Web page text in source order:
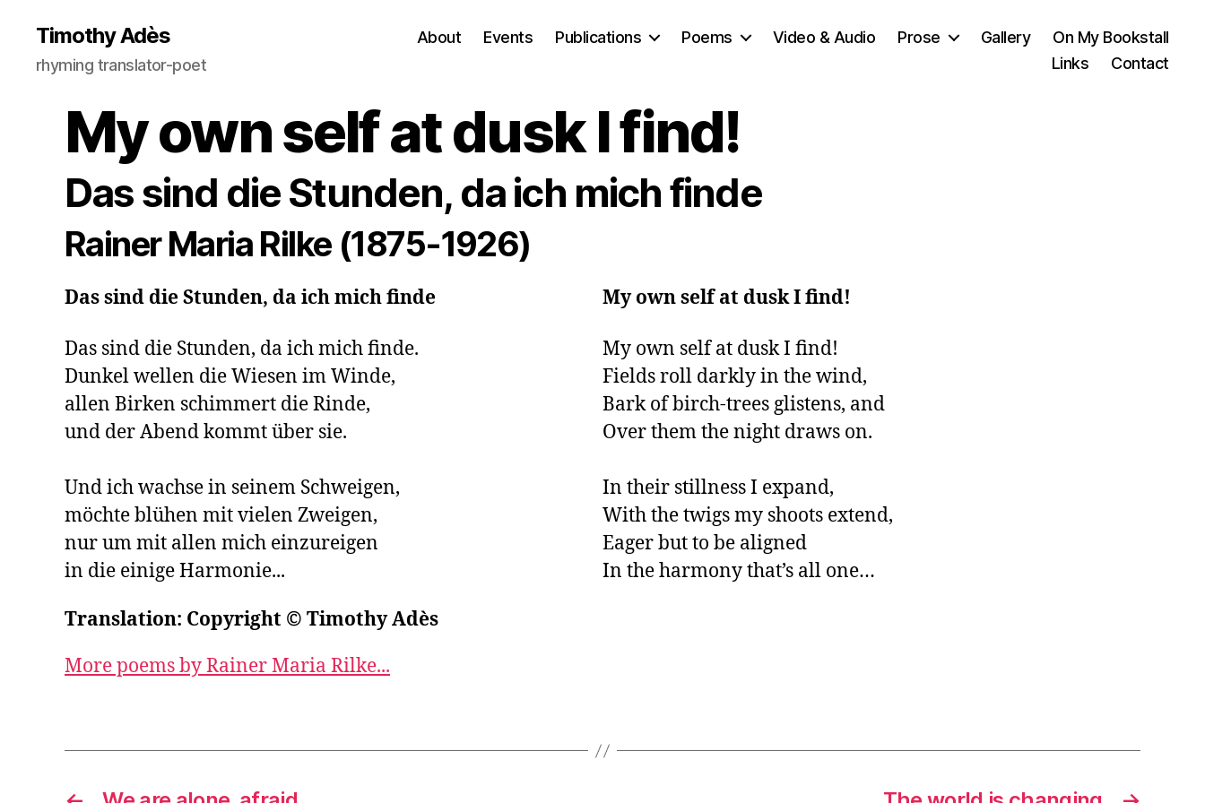
Timothy Adès
rhyming translator-poet
About Events Publications Poems Video & Audio Prose Gallery
On My Bookstall
Links
Contact
My own self at dusk I find!
Das sind die Stunden, da ich mich finde
Rainer Maria Rilke (1875-1926)
Das sind die Stunden, da ich mich finde
Das sind die Stunden, da ich mich finde.
Dunkel wellen die Wiesen im Winde,
allen Birken schimmert die Rinde,
und der Abend kommt über sie.
Und ich wachse in seinem Schweigen,
möchte blühen mit vielen Zweigen,
nur um mit allen mich einzureigen
in die einige Harmonie...
My own self at dusk I find!
My own self at dusk I find!
Fields roll darkly in the wind,
Bark of birch-trees glistens, and
Over them the night draws on.
In their stillness I expand,
With the twigs my shoots extend,
Eager but to be aligned
In the harmony that’s all one…
Translation: Copyright © Timothy Adès
More poems by Rainer Maria Rilke...